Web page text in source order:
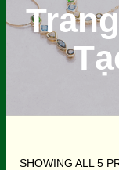
SHOWING ALL 5